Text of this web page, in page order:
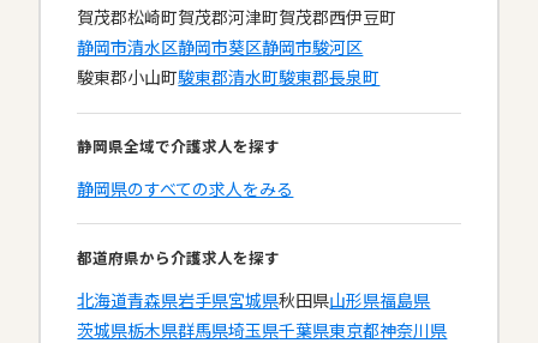
賀茂郡松崎町賀茂郡河津町賀茂郡西伊豆町
静岡市清水区静岡市葵区静岡市駿河区
駿東郡小山町駿東郡清水町駿東郡長泉町
静岡県全域で介護求人を探す
静岡県のすべての求人をみる
都道府県から介護求人を探す
北海道青森県岩手県宮城県秋田県山形県福島県
茨城県栃木県群馬県埼玉県千葉県東京都神奈川県